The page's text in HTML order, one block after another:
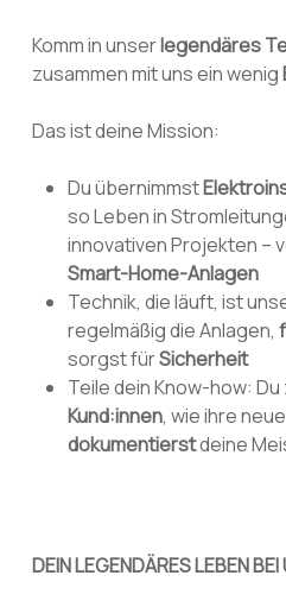
Komm in unserlegendäres
zusammen mit uns ein wenig
Das ist deine Mission:
Du übernimmst
so Leben in
innovativen Projekten –
Smart-Home-Anlagen
Technik, die läuft, ist
regelmäßig die Anlagen,
sorgst fürSicherheit
Teile dein Know-how:
Kund:innen, wie ihre
dokumentierstdeine
DEIN LEGENDÄRES LEBEN BEI